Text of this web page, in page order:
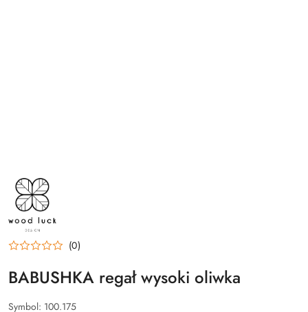
NAZWA
PRODUCENTA:
WOOD
LUCK
DESIGN
(0)
BABUSHKA regał wysoki oliwka
Symbol: 100.175